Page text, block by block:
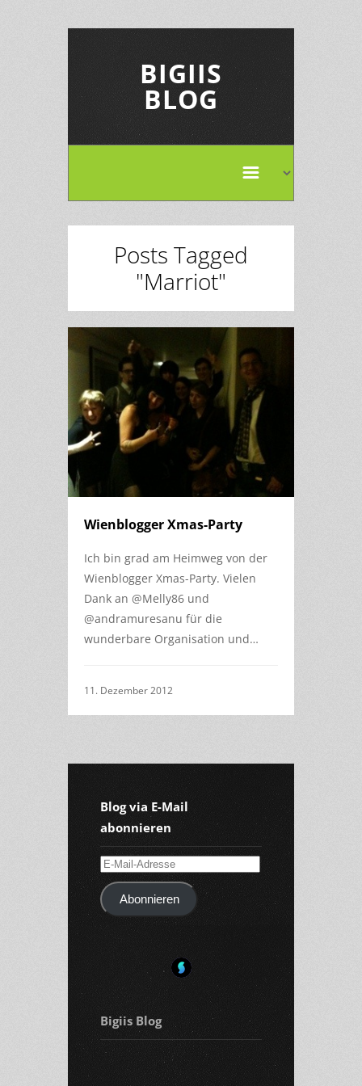
BIGIIS
BLOG
Posts Tagged
"Marriot"
Wienblogger Xmas-Party
Ich bin grad am Heimweg von der
Wienblogger Xmas-Party. Vielen
Dank an @Melly86 und
@andramuresanu für die
wunderbare Organisation und…
11. Dezember 2012
Blog via E-Mail
abonnieren
E-
Mail-
AdresseAbonnieren
Bigiis Blog